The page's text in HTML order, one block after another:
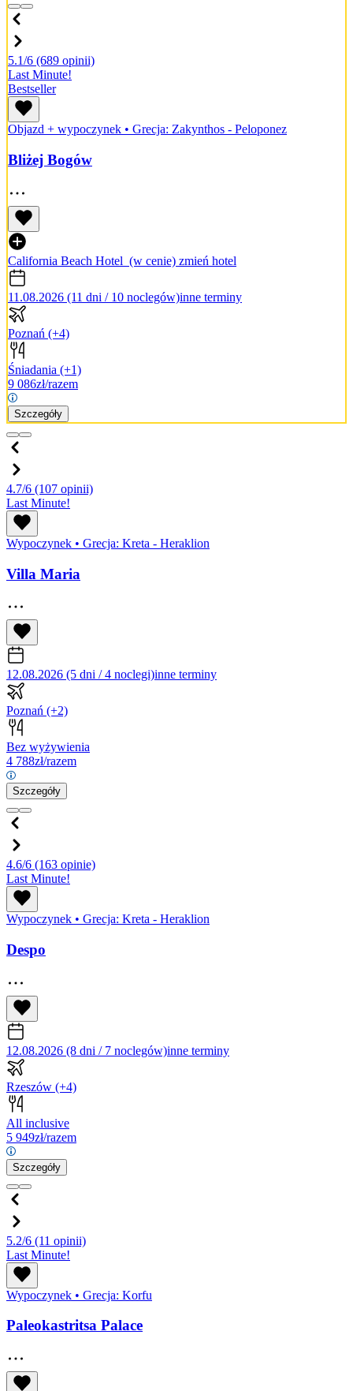
5.1/6 (689 opinii)
Last Minute!
Bestseller
Objazd + wypoczynek • Grecja: Zakynthos - Peloponez
Bliżej Bogów
California Beach Hotel (w cenie) zmień hotel
11.08.2026 (11 dni / 10 noclegów)inne terminy
Poznań (+4)
Śniadania (+1)
9 086zł/razem
Szczegóły
4.7/6 (107 opinii)
Last Minute!
Wypoczynek • Grecja: Kreta - Heraklion
Villa Maria
12.08.2026 (5 dni / 4 noclegi)inne terminy
Poznań (+2)
Bez wyżywienia
4 788zł/razem
Szczegóły
4.6/6 (163 opinie)
Last Minute!
Wypoczynek • Grecja: Kreta - Heraklion
Despo
12.08.2026 (8 dni / 7 noclegów)inne terminy
Rzeszów (+4)
All inclusive
5 949zł/razem
Szczegóły
5.2/6 (11 opinii)
Last Minute!
Wypoczynek • Grecja: Korfu
Paleokastritsa Palace